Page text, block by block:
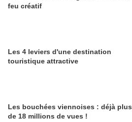
feu créatif
Les 4 leviers d'une destination
touristique attractive
Les bouchées viennoises : déjà plus
de 18 millions de vues !